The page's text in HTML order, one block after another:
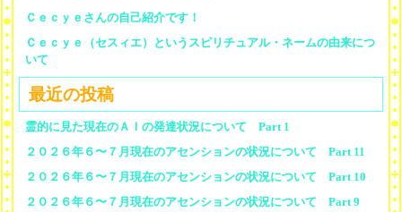
Ｃｅｃｙｅさんの自己紹介です！
Ｃｅｃｙｅ（セスィエ）というスピリチュアル・ネームの由来につ
いて
最近の投稿
霊的に見た現在のＡＩの発達状況について Part 1
２０２６年６〜７月現在のアセンションの状況について Part 11
２０２６年６〜７月現在のアセンションの状況について Part 10
２０２６年６〜７月現在のアセンションの状況について Part 9